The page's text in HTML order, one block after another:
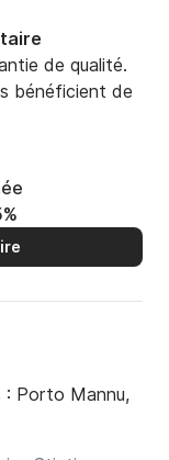
de qualité.
bénéficient de
: Porto Mannu,